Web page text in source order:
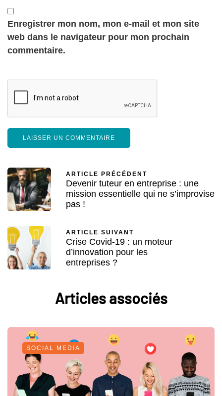
Enregistrer mon nom, mon e-mail et mon site
web dans le navigateur pour mon prochain
commentaire.
ARTICLE PRÉCÉDENT
Devenir tuteur en entreprise : une
mission essentielle qui ne s’improvise
pas !
ARTICLE SUIVANT
Crise Covid-19 : un moteur
d’innovation pour les
entreprises ?
Articles associés
SOCIAL MEDIA